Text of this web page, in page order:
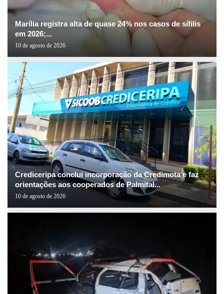
Marília registra alta de quase 24% nos casos de sífilis
em 2026;...
10 de agosto de 2026
Crediceripa conclui incorporação da Credimota e faz
orientações aos cooperados de Palmital...
10 de agosto de 2026